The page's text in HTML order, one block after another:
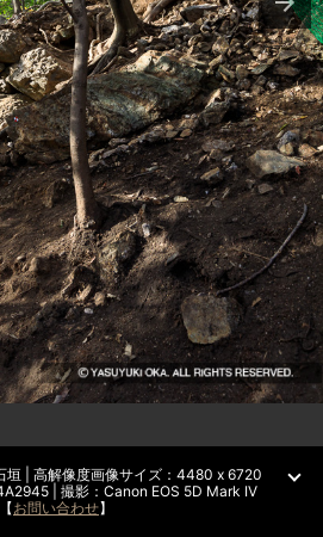
垣 | 高解像度画像サイズ：4480 x 6720
| 撮影：Canon EOS 5D Mark IV
【お問い合わせ】